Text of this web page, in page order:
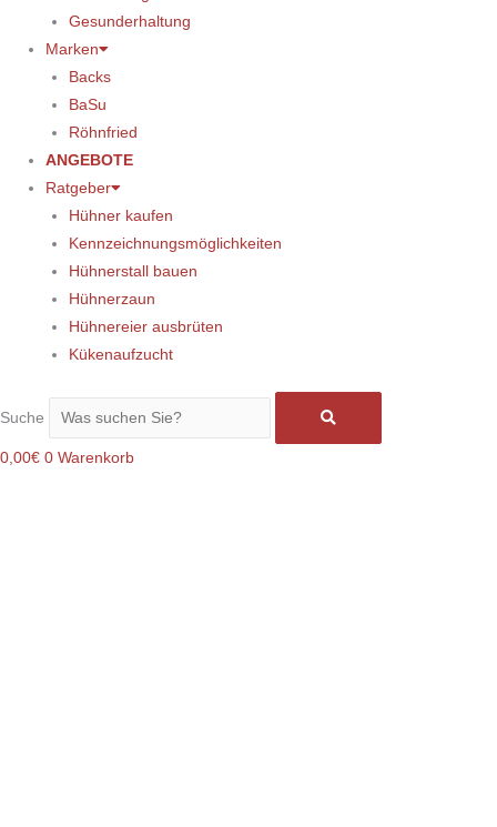
Gesunderhaltung
Marken
Backs
BaSu
Röhnfried
ANGEBOTE
Ratgeber
Hühner kaufen
Kennzeichnungsmöglichkeiten
Hühnerstall bauen
Hühnerzaun
Hühnereier ausbrüten
Kükenaufzucht
Suche
0,00€ 0 Warenkorb